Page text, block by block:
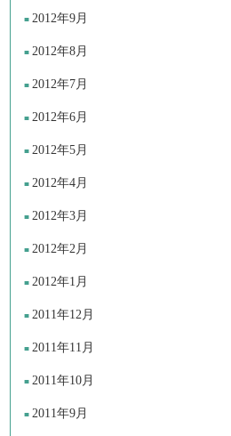
2012年9月
2012年8月
2012年7月
2012年6月
2012年5月
2012年4月
2012年3月
2012年2月
2012年1月
2011年12月
2011年11月
2011年10月
2011年9月